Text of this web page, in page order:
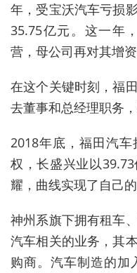
年，受宝沃汽车亏损
35.75亿元。这一年
营，母公司再对其增
在这个关键时刻，福
去董事和总经理职务
2018年底，福田汽
权，长盛兴业以
耀，曲线实现了自己的
神州系旗下拥有租车
汽车相关的业务，其
购商。汽车制造的加